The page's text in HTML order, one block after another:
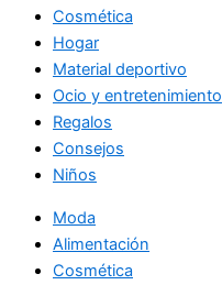
Cosmética
Hogar
Material deportivo
Ocio y entretenimiento
Regalos
Consejos
Niños
Moda
Alimentación
Cosmética